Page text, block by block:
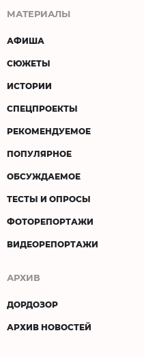
МАТЕРИАЛЫ
АФИША
СЮЖЕТЫ
ИСТОРИИ
СПЕЦПРОЕКТЫ
РЕКОМЕНДУЕМОЕ
ПОПУЛЯРНОЕ
ОБСУЖДАЕМОЕ
ТЕСТЫ И ОПРОСЫ
ФОТОРЕПОРТАЖИ
ВИДЕОРЕПОРТАЖИ
АРХИВ
ДОРДОЗОР
АРХИВ НОВОСТЕЙ